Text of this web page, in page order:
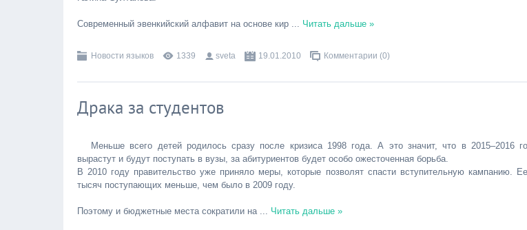
Современный эвенкийский алфавит на основе кир ... Читать дальше »
Новости языков 1339 sveta 19.01.2010 Комментарии (0)
Драка за студентов
Меньше всего детей родилось сразу после кризиса 1998 года. А это значит, что в 2015–2016
вырастут и будут поступать в вузы, за абитуриентов будет особо ожесточенная борьба.
В 2010 году правительство уже приняло меры, которые позволят спасти вступительную кампанию.
тысяч поступающих меньше, чем было в 2009 году.
Поэтому и бюджетные места сократили на ... Читать дальше »